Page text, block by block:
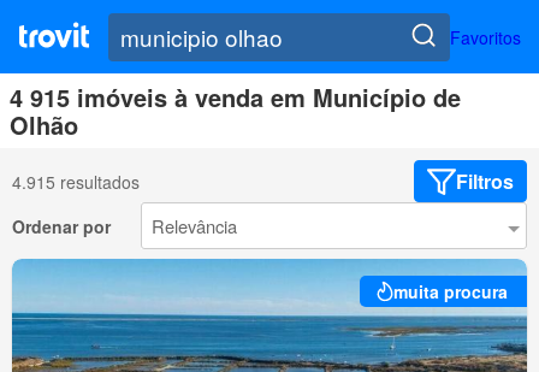
Favoritos
4 915 imóveis à venda em Município de
Olhão
4.915 resultados Filtros
Ordenar por
muita procura